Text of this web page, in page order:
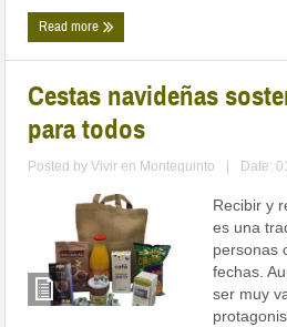
Read more
Cestas navideñas
para todos
Posted byVivir en Montequinto Date:
Recibir y
es una
personas
fechas.
ser muy